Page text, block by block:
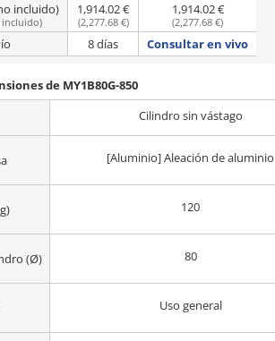
incluido)
)
1,914.02 €
(2,277.68 €)
1,914.02 €
(2,277.68 €)
8 días Consultar en vivo
de MY1B80G-850
Cilindro sin vástago
[Aluminio] Aleación de aluminio
120
(Ø) 80
Uso general